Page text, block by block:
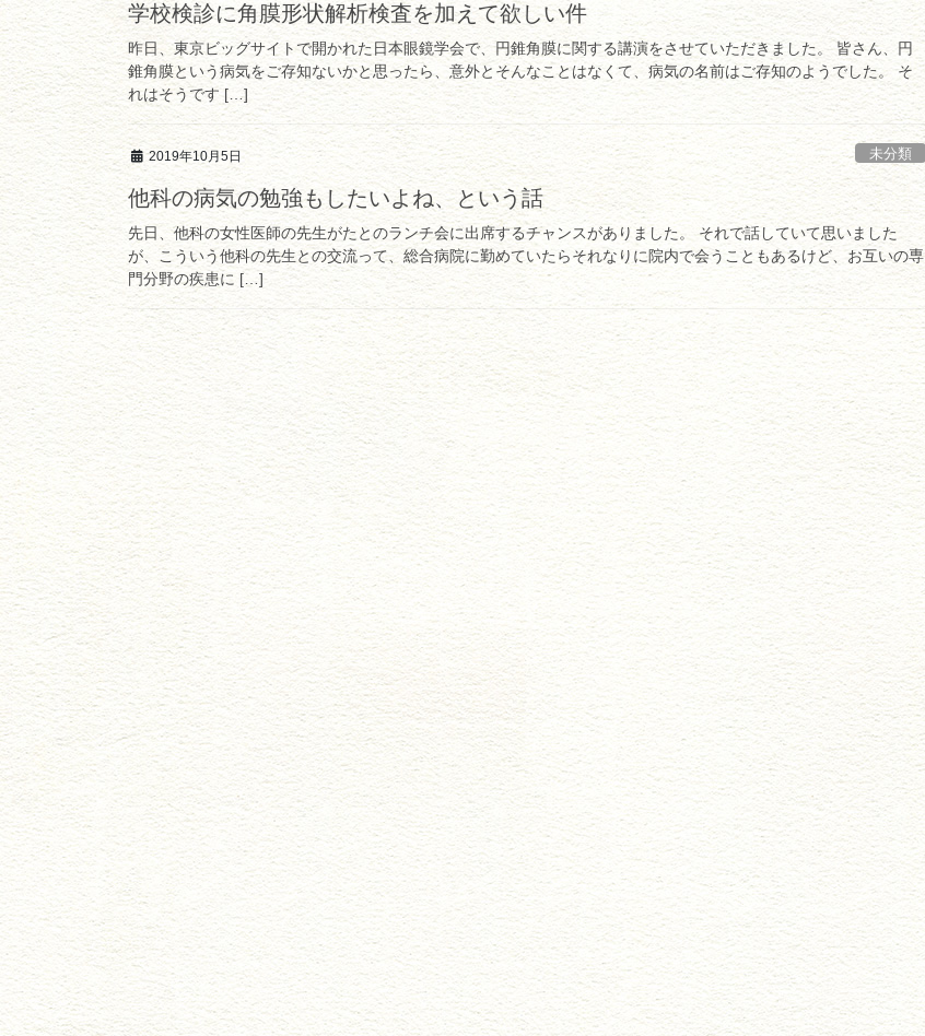
学校検診に角膜形状解析検査を加えて欲しい件
昨日、東京ビッグサイトで開かれた日本眼鏡学会で、円錐角膜に関する講演をさせていただきました。 皆さん、円
錐角膜という病気をご存知ないかと思ったら、意外とそんなことはなくて、病気の名前はご存知のようでした。 そ
れはそうです […]
2019年10月5日 未分類
他科の病気の勉強もしたいよね、という話
先日、他科の女性医師の先生がたとのランチ会に出席するチャンスがありました。 それで話していて思いました
が、こういう他科の先生との交流って、総合病院に勤めていたらそれなりに院内で会うこともあるけど、お互いの専
門分野の疾患に […]